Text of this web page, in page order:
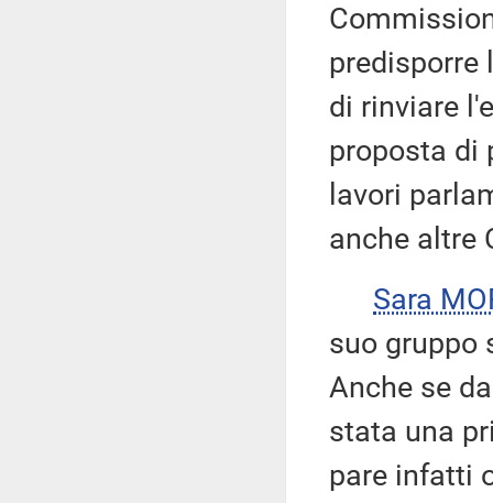
predisporre
di rinviare
proposta di
lavori
anche altre
Sara
suo gruppo
Anche se
stata una
pare infatti